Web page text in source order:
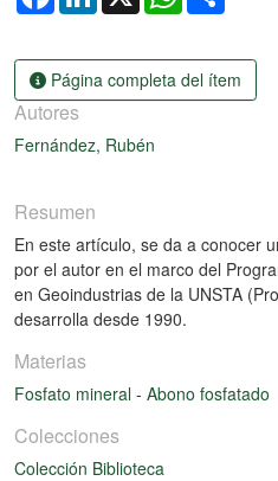
Página completa del ítem
Autores
Fernández, Rubén
Resumen
En este artículo, se da a conocer
por el autor en el marco del
en Geoindustrias de la UNSTA
desarrolla desde 1990.
Materias
Fosfato mineral - Abono fosfatado
Colecciones
Colección Biblioteca